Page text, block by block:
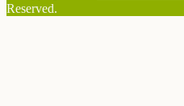
Reserved.